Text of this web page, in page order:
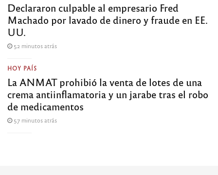
Declararon culpable al empresario Fred
Machado por lavado de dinero y fraude en EE.
UU.
52 minutos atrás
HOY PAÍS
La ANMAT prohibió la venta de lotes de una
crema antiinflamatoria y un jarabe tras el robo
de medicamentos
57 minutos atrás